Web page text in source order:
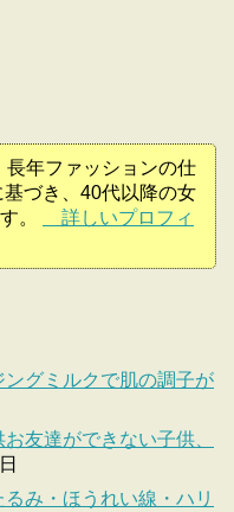
年ファッションの仕
づき、40代以降の女
。
詳しいプロフィ
ングミルクで肌の調子が
友達ができない子供、
み・ほうれい線・ハリ